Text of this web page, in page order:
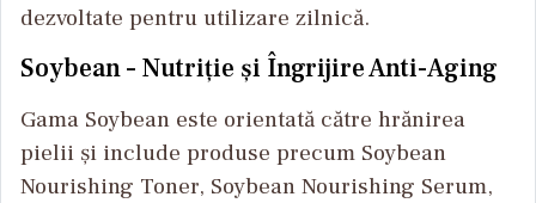
dezvoltate pentru utilizare zilnică.
Soybean – Nutriție și Îngrijire Anti-Aging
Gama Soybean este orientată către hrănirea
pielii și include produse precum Soybean
Nourishing Toner, Soybean Nourishing Serum,